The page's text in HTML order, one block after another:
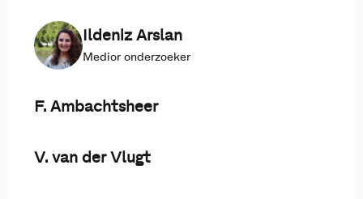
Ildeniz Arslan
Medior onderzoeker
F. Ambachtsheer
V. van der Vlugt